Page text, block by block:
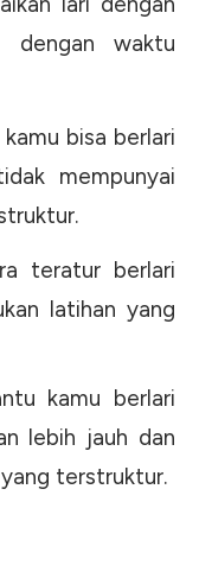
waktu
bisa berlari
mempunyai
teratur berlari
latihan yang
kamu berlari
lebih jauh dan
terstruktur.